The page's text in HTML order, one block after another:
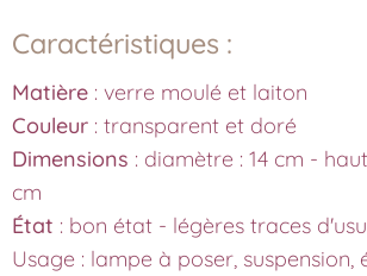
Caractéristiques :
Matière : verre moulé et laiton
Couleur : transparent et doré
Dimensions : diamètre : 14 cm -
cm
État : bon état - légères traces
Usage : lampe à poser, suspension,